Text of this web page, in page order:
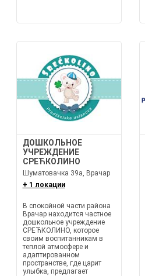
ДОШКОЛЬНОЕ
УЧРЕЖДЕНИЕ
СРЕЋКОЛИНО
Шуматовачка 39a, Врачар
+ 1 локации
В спокойной части района
Врачар находится частное
дошкольное учреждение
СРЕЋКОЛИНО, которое
своим воспитанникам в
теплой атмосфере и
адаптированном
пространстве, где царит
улыбка, предлагает